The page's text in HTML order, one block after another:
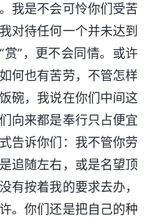
我是不会可怜你们受苦
对待任何一个并未达到
赏”，更不会同情。或许
何也有苦劳，不管怎样
碗，我说在你们中间这
向来都是奉行只占便宜
告诉你们：我不管你劳
追随左右，或是名望顶
有按着我的要求去办，
。你们还是把自己的种